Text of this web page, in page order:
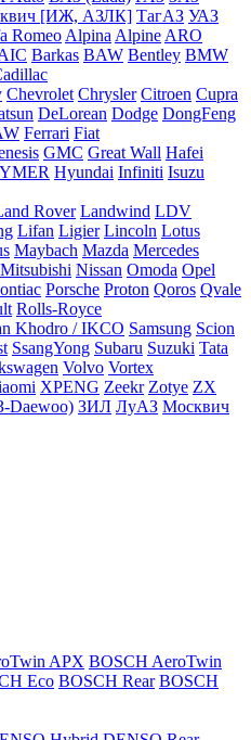
[ИЖ, АЗЛК] ТагАЗ УАЗ
Romeo Alpina Alpine ARO
Barkas BAW Bentley BMW
Chevrolet Chrysler Citroen Cupra
DeLorean Dodge DongFeng
Ferrari Fiat
GMC Great Wall Hafei
Hyundai Infiniti Isuzu
Rover Landwind LDV
Lifan Ligier Lincoln Lotus
Maybach Mazda Mercedes
Mitsubishi Nissan Omoda Opel
Porsche Proton Qoros Qvale
Rolls-Royce
Khodro / IKCO Samsung Scion
SsangYong Subaru Suzuki Tata
Volvo Vortex
XPENG Zeekr Zotye ZX
Daewoo) ЗИЛ ЛуАЗ Москвич
APX BOSCH AeroTwin
Eco BOSCH Rear BOSCH